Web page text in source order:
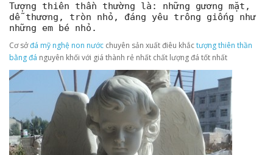
Tượng thiên thần thường là: những gương mặt,
dễ thương, tròn nhỏ, đáng yêu trông giống như
những em bé nhỏ.
Cơ sởđá mỹ nghệ non nước chuyên sản xuất điêu khắctượng thiên thần
bằng đá nguyên khối với giá thành rẻ nhất chất lượng đá tốt nhất